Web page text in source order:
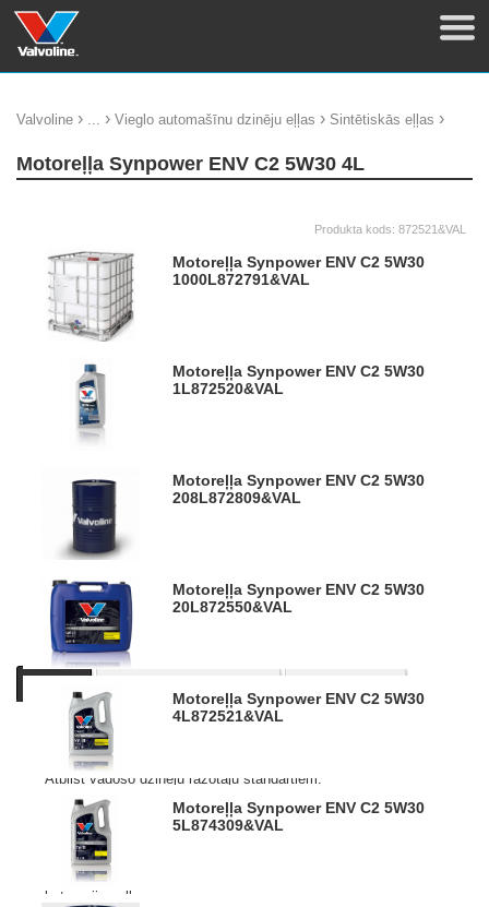
Valvoline › ... › Vieglo automašīnu dzinēju eļļas › Sintētiskās eļļas ›
Motoreļļa Synpower ENV C2 5W30 4L
Produkta kods: 872521&VAL
Motoreļļa Synpower ENV C2 5W30
1000L872791&VAL
Motoreļļa Synpower ENV C2 5W30
1L872520&VAL
Motoreļļa Synpower ENV C2 5W30
208L872809&VAL
Motoreļļa Synpower ENV C2 5W30
20L872550&VAL
Motoreļļa Synpower ENV C2 5W30
4L872521&VAL
Motoreļļa Synpower ENV C2 5W30
5L874309&VAL
Augstākās kvalitātes sintētiskā dzinēja eļļa. Nodrošina
maksimālu veiktspēju un aizsardzību jebkādos apstākļos.
Atbilst vadošo dzinēju ražotāju standartiem.
API SM, SN/CF
ACEA C2-10
ACEA A5/B5-04
PSA B71 2290-2012
Citroen, Honda, Toyota modeļiem, kuriem nepieciešama C2
kategorijas eļļa.